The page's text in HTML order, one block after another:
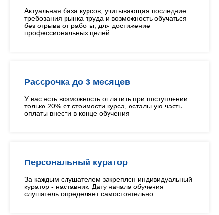
Актуальная база курсов, учитывающая последние
требования рынка труда и возможность обучаться
без отрыва от работы, для достижение
профессиональных целей
Рассрочка до 3 месяцев
У вас есть возможность оплатить при поступлении
только 20% от стоимости курса, остальную часть
оплаты внести в конце обучения
Персональный куратор
За каждым слушателем закреплен индивидуальный
куратор - наставник. Дату начала обучения
слушатель определяет самостоятельно